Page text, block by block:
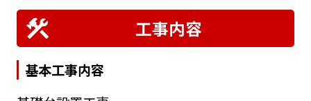
工事内容
基本工事内容